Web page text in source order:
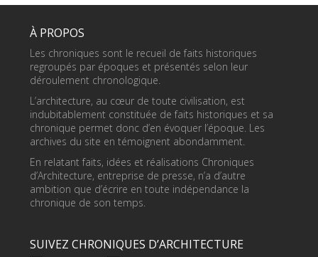
À PROPOS
Les chroniques sont le recueil de faits historiques
regroupés par époques et présentés selon leur
déroulement chronologique.
L’architecture, au cœur de toute civilisation, est
indubitablement constituée de faits historiques et sa
chronique permet donc d’en évoquer l’époque. Les
archives du site en témoignent abondamment.
En relatant faits, idées et réalisations Chroniques
d’Architecture, entreprise de presse, n’a d’autre
ambition que d’écrire en toute indépendance la
chronique de son temps.
SUIVEZ CHRONIQUES D’ARCHITECTURE